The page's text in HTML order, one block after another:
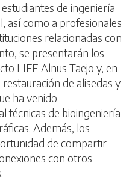
de ingeniería
así como a profesionales
relacionadas con
se presentarán los
LIFE Alnus Taejo y, en
de alisedas y
ha venido
técnicas de bioingeniería
Además, los
de compartir
con otros